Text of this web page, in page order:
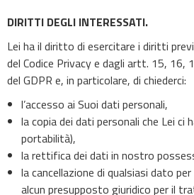
DIRITTI DEGLI INTERESSATI.
Lei ha il diritto di esercitare i diritti
del Codice Privacy e dagli artt. 15, 16,
del GDPR e, in particolare, di chiederci:
l’accesso ai Suoi dati personali,
la copia dei dati personali che Lei ci
portabilità),
la rettifica dei dati in nostro
la cancellazione di qualsiasi dato
alcun presupposto giuridico per il